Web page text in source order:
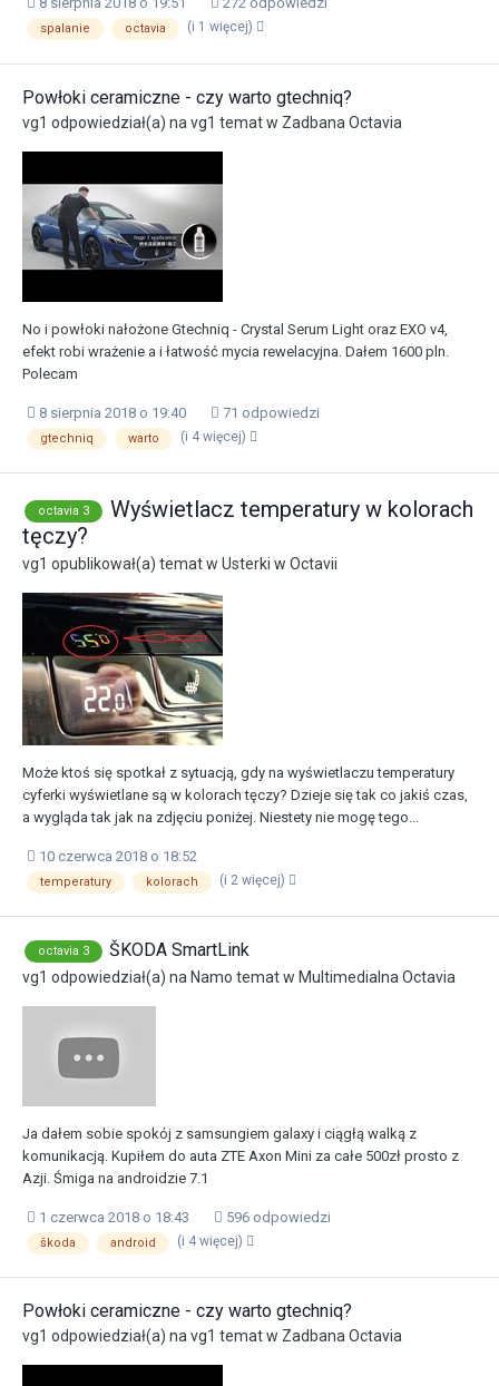
spalanie octavia (i 1 więcej)
Powłoki ceramiczne - czy warto gtechniq?
vg1 odpowiedział(a) na vg1 temat w Zadbana Octavia
No i powłoki nałożone Gtechniq - Crystal Serum Light oraz EXO v4,
efekt robi wrażenie a i łatwość mycia rewelacyjna. Dałem 1600 pln.
Polecam
8 sierpnia 2018 o 19:40 71 odpowiedzi
gtechniq warto (i 4 więcej)
octavia 3
Wyświetlacz temperatury w kolorach
tęczy?
vg1 opublikował(a) temat w Usterki w Octavii
Może ktoś się spotkał z sytuacją, gdy na wyświetlaczu temperatury
cyferki wyświetlane są w kolorach tęczy? Dzieje się tak co jakiś czas,
a wygląda tak jak na zdjęciu poniżej. Niestety nie mogę tego...
10 czerwca 2018 o 18:52
temperatury kolorach (i 2 więcej)
octavia 3 ŠKODA SmartLink
vg1 odpowiedział(a) na Namo temat w Multimedialna Octavia
Ja dałem sobie spokój z samsungiem galaxy i ciągłą walką z
komunikacją. Kupiłem do auta ZTE Axon Mini za całe 500zł prosto z
Azji. Śmiga na androidzie 7.1
1 czerwca 2018 o 18:43 596 odpowiedzi
škoda android (i 4 więcej)
Powłoki ceramiczne - czy warto gtechniq?
vg1 odpowiedział(a) navg1 temat w Zadbana Octavia